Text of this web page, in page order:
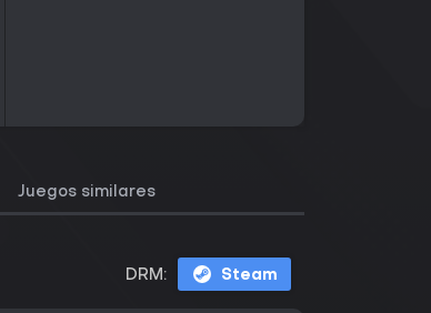
Juegos similares
DRM: Steam